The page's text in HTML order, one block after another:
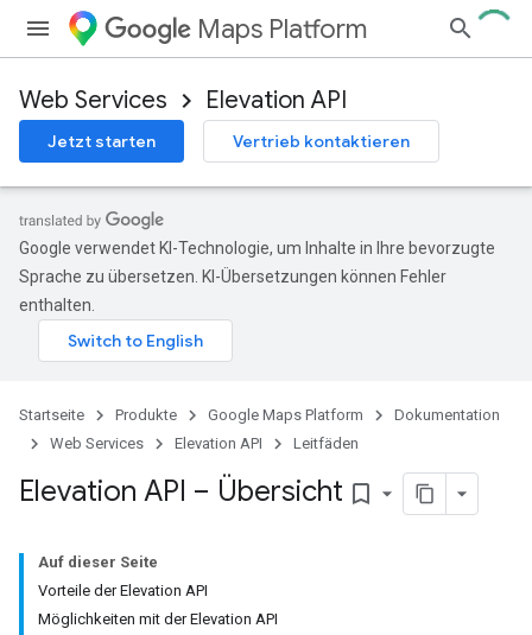
Maps Platform
Web Services Elevation API
Jetzt starten Vertrieb kontaktieren
Google verwendet KI-Technologie, um Inhalte in Ihre bevorzugte
Sprache zu übersetzen. KI-Übersetzungen können Fehler
enthalten.
Startseite Produkte Google Maps Platform
Dokumentation
Web Services
Elevation API Leitfäden
Elevation API – Übersicht bookmark_border
Auf dieser Seite
Vorteile der Elevation API
Möglichkeiten mit der Elevation API